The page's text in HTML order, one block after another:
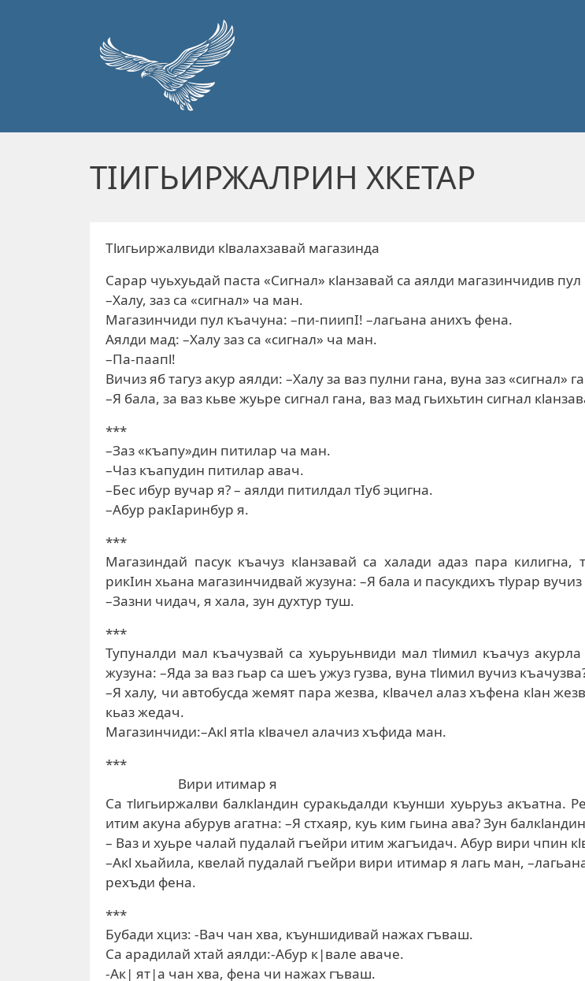
ТIИГЬИРЖАЛРИН ХКЕТАР
Тlигьиржалвиди кlвалахзавай магазинда
Сарар чуьхуьдай паста «Сигнал» кlанзавай са аялди магазинчидив пул
–Халу, заз са «сигнал» ча ман.
Магазинчиди пул къачуна: –пи-пиипI! –лагьана анихъ фена.
Аялди мад: –Халу заз са «сигнал» ча ман.
–Па-паапl!
Вичиз яб тагуз акур аялди: –Халу за ваз пулни гана, вуна заз «сигнал»
–Я бала, за ваз кьве жуьре сигнал гана, ваз мад гьихьтин сигнал
***
–Заз «къапу»дин питилар ча ман.
–Чаз къапудин питилар авач.
–Бес ибур вучар я? – аялди питилдал тIуб эцигна.
–Абур ракIаринбур я.
***
Магазиндай пасук къачуз кlанзавай са халади адаз пара килигна,
рикIин хьана магазинчидвай жузуна: –Я бала и пасукдихъ тlурар вучиз
–Зазни чидач, я хала, зун духтур туш.
***
Тупуналди мал къачузвай са хуьруьнвиди мал тlимил къачуз
жузуна: –Яда за ваз гьар са шеъ ужуз гузва, вуна тlимил вучиз
–Я халу, чи автобусда жемят пара жезва, кlвачел алаз хъфена кlан
кьаз жедач.
Магазинчиди:–Акl ятlа кlвачел алачиз хъфида ман.
***
Вири итимар я
Са тlигьиржалви балкlандин суракьдалди къунши хуьруьз акъатна.
итим акуна абурув агатна: –Я стхаяр, куь ким гьина ава? Зун
– Ваз и хуьре чалай пудалай гъейри итим жагъидач. Абур вири чпин
–Акl хьайила, квелай пудалай гъейри вири итимар я лагь ман,
рехъди фена.
***
Бубади хциз: -Вач чан хва, къуншидивай нажах гъваш.
Са арадилай хтай аялди:-Абур к|вале аваче.
-Ак| ят|а чан хва, фена чи нажах гъваш.